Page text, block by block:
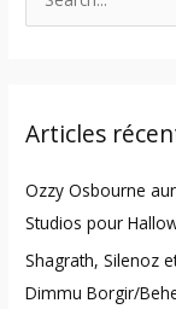
c
f
o
r
:
Articles
Ozzy Osbourne
Studios pour
Shagrath, Silenoz
Dimmu Borgir/